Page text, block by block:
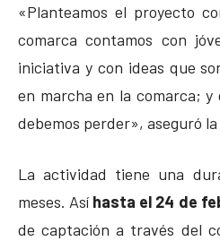
«Planteamos el proyecto
comarca contamos con
iniciativa y con ideas que
en marcha en la comarca; y
debemos perder», aseguró
La actividad tiene una
meses. Así hasta el 24 de
de captación a través del